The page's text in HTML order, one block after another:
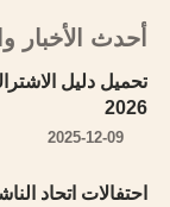
أحدث الأخبار
تحميل دليل
2026
2025-12-09
احتفالات اتحاد